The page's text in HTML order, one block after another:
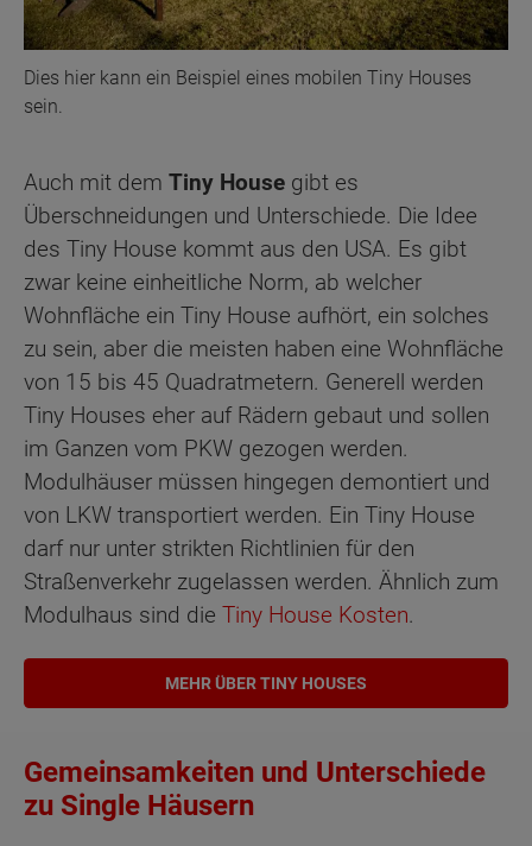
Dies hier kann ein Beispiel eines mobilen Tiny Houses
sein.
Auch mit dem Tiny House gibt es
Überschneidungen und Unterschiede. Die Idee
des Tiny House kommt aus den USA. Es gibt
zwar keine einheitliche Norm, ab welcher
Wohnfläche ein Tiny House aufhört, ein solches
zu sein, aber die meisten haben eine Wohnfläche
von 15 bis 45 Quadratmetern. Generell werden
Tiny Houses eher auf Rädern gebaut und sollen
im Ganzen vom PKW gezogen werden.
Modulhäuser müssen hingegen demontiert und
von LKW transportiert werden. Ein Tiny House
darf nur unter strikten Richtlinien für den
Straßenverkehr zugelassen werden. Ähnlich zum
Modulhaus sind die Tiny House Kosten.
MEHR ÜBER TINY HOUSES
Gemeinsamkeiten und Unterschiede
zu Single Häusern